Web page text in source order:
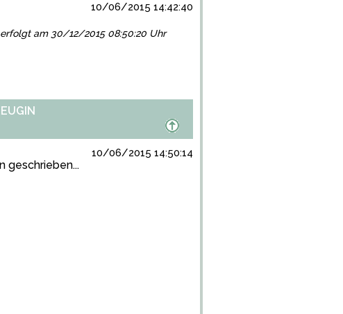
10/06/2015 14:42:40
am 30/12/2015 08:50:20 Uhr
10/06/2015 14:50:14
geschrieben...